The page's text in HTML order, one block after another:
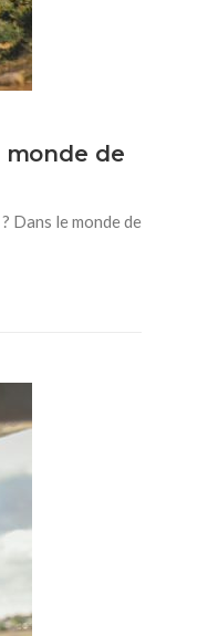
de
Dans le monde de